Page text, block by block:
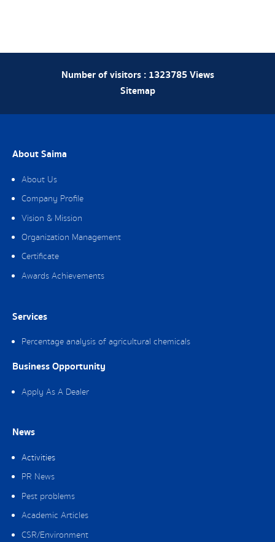
Number of visitors : 1323785Views
Sitemap
About Saima
About Us
Company Profile
Vision & Mission
Organization Management
Certificate
Awards Achievements
Services
Percentage analysis of agricultural chemicals
Business Opportunity
Apply As A Dealer
News
Activities
PR News
Pest problems
Academic Articles
CSR/Environment